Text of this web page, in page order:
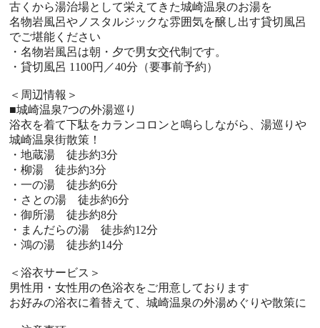
古くから湯治場として栄えてきた城崎温泉のお湯を
名物岩風呂やノスタルジックな雰囲気を醸し出す貸切風呂
でご堪能ください
・名物岩風呂は朝・夕で男女交代制です。
・貸切風呂 1100円／40分（要事前予約）
＜周辺情報＞
■城崎温泉7つの外湯巡り
浴衣を着て下駄をカランコロンと鳴らしながら、湯巡りや
城崎温泉街散策！
・地蔵湯 徒歩約3分
・柳湯 徒歩約3分
・一の湯 徒歩約6分
・さとの湯 徒歩約6分
・御所湯 徒歩約8分
・まんだらの湯 徒歩約12分
・鴻の湯 徒歩約14分
＜浴衣サービス＞
男性用・女性用の色浴衣をご用意しております
お好みの浴衣に着替えて、城崎温泉の外湯めぐりや散策に